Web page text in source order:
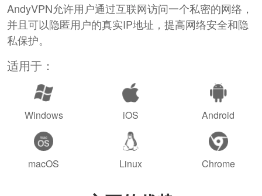
AndyVPN允许用户通过互联网访问一个私密的网络，
并且可以隐匿用户的真实IP地址，提高网络安全和隐
私保护。
适用于：
Windows iOS Android
macOS Linux Chrome